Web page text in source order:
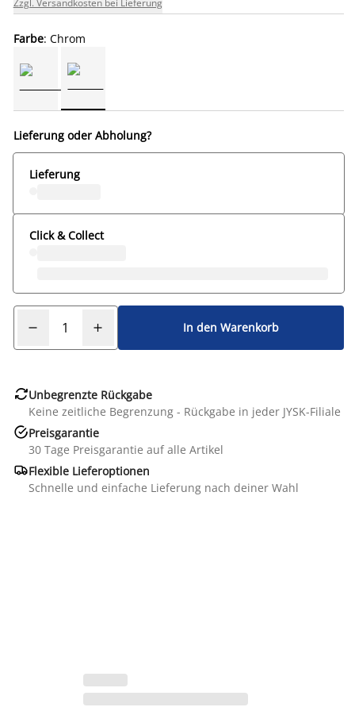
Farbe: Chrom
Lieferung oder Abholung?
Lieferung
Click & Collect
In den Warenkorb
Unbegrenzte Rückgabe
Keine zeitliche Begrenzung - Rückgabe in jeder JYSK-Filiale
Preisgarantie
30 Tage Preisgarantie auf alle Artikel
Flexible Lieferoptionen
Schnelle und einfache Lieferung nach deiner Wahl